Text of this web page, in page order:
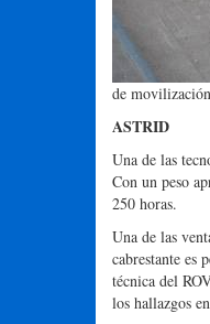
de
ASTRID
Una de las
Con un peso
250 horas.
Una de las
cabrestante
técnica del
los hallazgos